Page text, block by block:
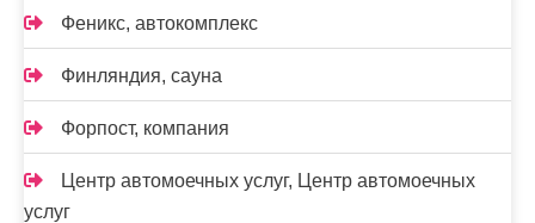
Феникс, автокомплекс
Финляндия, сауна
Форпост, компания
Центр автомоечных услуг, Центр автомоечных
услуг